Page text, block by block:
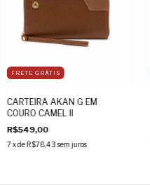
FRETE GRÁTIS
CARTEIRA AKAN G EM
COURO CAMEL II
R$549,00
7x de R$78,43 sem juros